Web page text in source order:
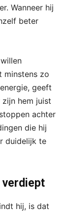
Wanneer hij
beter
minstens zo
geeft
hem juist
achter
die hij
duidelijk te
verdiept
hij, is dat